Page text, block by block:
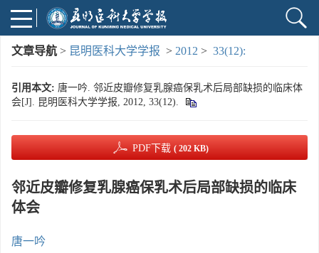
文章导航 > 昆明医科大学学报 > 2012 > 33(12):
引用本文: 唐一吟. 邻近皮瓣修复乳腺癌保乳术后局部缺损的临床体
会[J]. 昆明医科大学学报, 2012, 33(12).
PDF下载 ( 202 KB)
邻近皮瓣修复乳腺癌保乳术后局部缺损的临床
体会
唐一吟